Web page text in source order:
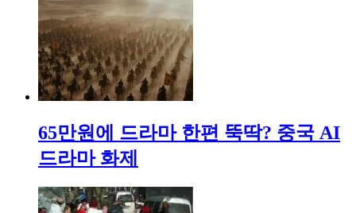
65만원에 드라마 한편 뚝딱? 중국 AI
드라마 화제